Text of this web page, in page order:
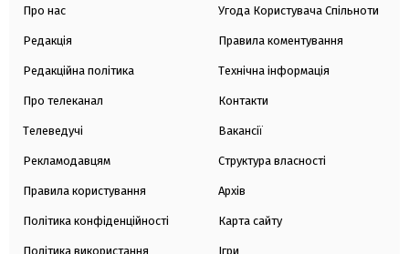
Про нас
Редакція
Редакційна політика
Про телеканал
Телеведучі
Рекламодавцям
Правила користування
Політика конфіденційності
Політика використання
Угода Користувача Спільноти
Правила коментування
Технічна інформація
Контакти
Вакансії
Структура власності
Архів
Карта сайту
Ігри